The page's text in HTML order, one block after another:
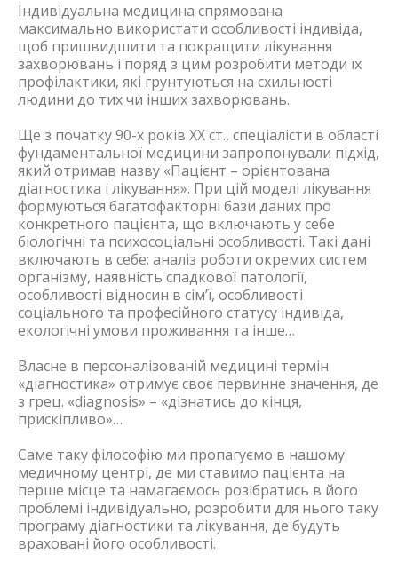
Індивідуальна медицина спрямована
максимально використати особливості індивіда,
щоб пришвидшити та покращити лікування
захворювань і поряд з цим розробити методи їх
профілактики, які грунтуються на схильності
людини до тих чи інших захворювань.
Ще з початку 90-х років ХХ ст., спеціалісти в області
фундаментальної медицини запропонували підхід,
який отримав назву «Пацієнт – орієнтована
діагностика і лікування». При цій моделі лікування
формуються багатофакторні бази даних про
конкретного пацієнта, що включають у себе
біологічні та психосоціальні особливості. Такі дані
включають в себе: аналіз роботи окремих систем
організму, наявність спадкової патології,
особливості відносин в сім’ї, особливості
соціального та професійного статусу індивіда,
екологічні умови проживання та інше…
Власне в персоналізованій медицині термін
«діагностика» отримує своє первинне значення, де
з грец. «diagnosis» – «дізнатись до кінця,
прискіпливо»…
Саме таку філософію ми пропагуємо в нашому
медичному центрі, де ми ставимо пацієнта на
перше місце та намагаємось розібратись в його
проблемі індивідуально, розробити для нього таку
програму діагностики та лікування, де будуть
враховані його особливості.